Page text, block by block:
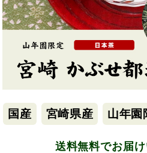
国産 宮崎県産 山年園
送料無料でお届け